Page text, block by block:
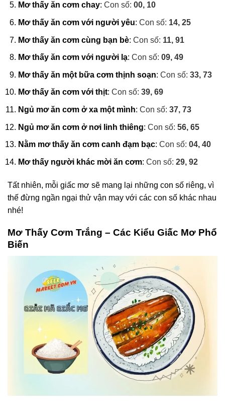
Mơ thấy ăn cơm chay: Con số: 00, 10
Mơ thấy ăn cơm với người yêu: Con số: 14, 25
Mơ thấy ăn cơm cùng bạn bè: Con số: 11, 91
Mơ thấy ăn cơm với người lạ: Con số: 09, 49
Mơ thấy ăn một bữa cơm thịnh soạn: Con số: 33, 73
Mơ thấy ăn cơm với thịt: Con số: 39, 69
Ngủ mơ ăn cơm ở xa một mình: Con số: 37, 73
Ngủ mơ ăn cơm ở nơi linh thiêng: Con số: 56, 65
Nằm mơ thấy ăn cơm canh đạm bạc: Con số: 04, 40
Mơ thấy người khác mời ăn cơm: Con số: 29, 92
Tất nhiên, mỗi giấc mơ sẽ mang lại những con số riêng, vì
thế đừng ngần ngại thử vận may với các con số khác nhau
nhé!
Mơ Thấy Cơm Trắng – Các Kiểu Giấc Mơ Phổ
Biến